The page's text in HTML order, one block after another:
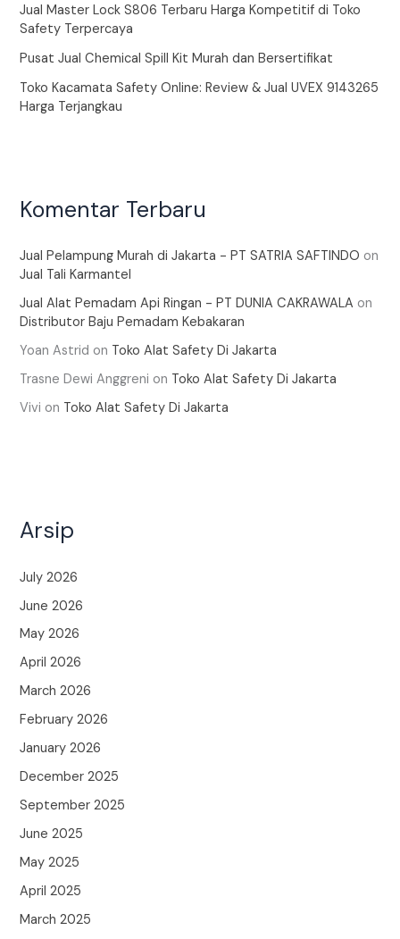
Jual Master Lock S806 Terbaru Harga Kompetitif di Toko
Safety Terpercaya
Pusat Jual Chemical Spill Kit Murah dan Bersertifikat
Toko Kacamata Safety Online: Review & Jual UVEX 9143265
Harga Terjangkau
Komentar Terbaru
Jual Pelampung Murah di Jakarta - PT SATRIA SAFTINDO on
Jual Tali Karmantel
Jual Alat Pemadam Api Ringan - PT DUNIA CAKRAWALA on
Distributor Baju Pemadam Kebakaran
Yoan Astrid on Toko Alat Safety Di Jakarta
Trasne Dewi Anggreni on Toko Alat Safety Di Jakarta
Vivi on Toko Alat Safety Di Jakarta
Arsip
July 2026
June 2026
May 2026
April 2026
March 2026
February 2026
January 2026
December 2025
September 2025
June 2025
May 2025
April 2025
March 2025